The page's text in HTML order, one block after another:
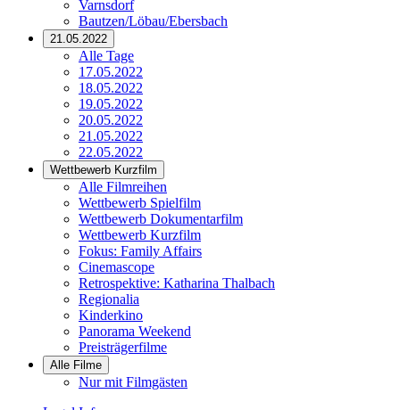
Varnsdorf
Bautzen/Löbau/Ebersbach
21.05.2022
Alle Tage
17.05.2022
18.05.2022
19.05.2022
20.05.2022
21.05.2022
22.05.2022
Wettbewerb Kurzfilm
Alle Filmreihen
Wettbewerb Spielfilm
Wettbewerb Dokumentarfilm
Wettbewerb Kurzfilm
Fokus: Family Affairs
Cinemascope
Retrospektive: Katharina Thalbach
Regionalia
Kinderkino
Panorama Weekend
Preisträgerfilme
Alle Filme
Nur mit Filmgästen